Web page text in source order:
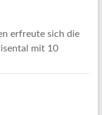
erfreute sich die
mit 10